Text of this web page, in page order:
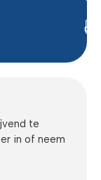
te
in of neem